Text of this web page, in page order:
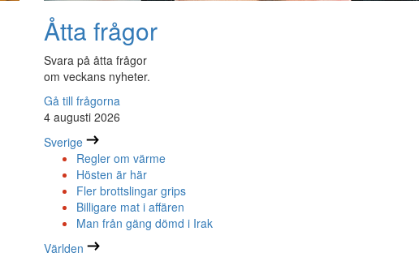
Åtta frågor
Svara på åtta frågor
om veckans nyheter.
Gå till frågorna
4 augusti 2026
Sverige
Regler om värme
Hösten är här
Fler brottslingar grips
Billigare mat i affären
Man från gäng dömd i Irak
Världen